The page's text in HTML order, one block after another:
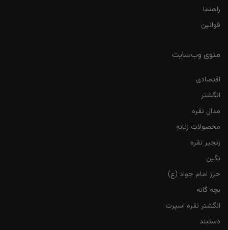
راهنما
قوانین
منوی وب‌سایت
اقتصادی
انگشتر
مدال نقره
محصولات زنانه
زنجیر نقره
نگین
حرز امام جواد (ع)
بچه گانه
انگشتر نقره اسپرت
دستبند